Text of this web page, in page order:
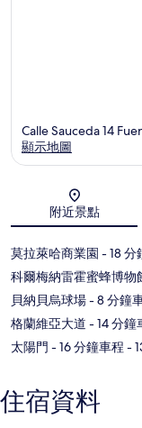
Calle Sauceda 14
顯示地圖
附近景點
莫拉萊哈商業園 - 18 分
科爾梅納雷霍蜜蜂博物
貝納貝烏球場- 8 分鐘
格蘭維亞大道 - 14 分鐘
太陽門 - 16 分鐘車程 -
住宿資料